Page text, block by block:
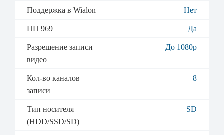
Поддержка в Wialon Нет
ПП 969 Да
Разрешение записи
видео
До 1080р
Кол-во каналов
записи
8
Тип носителя
(HDD/SSD/SD)
SD